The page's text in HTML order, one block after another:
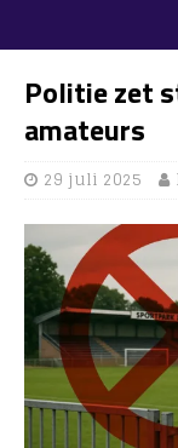
Politie zet
amateurs
29 juli 2025